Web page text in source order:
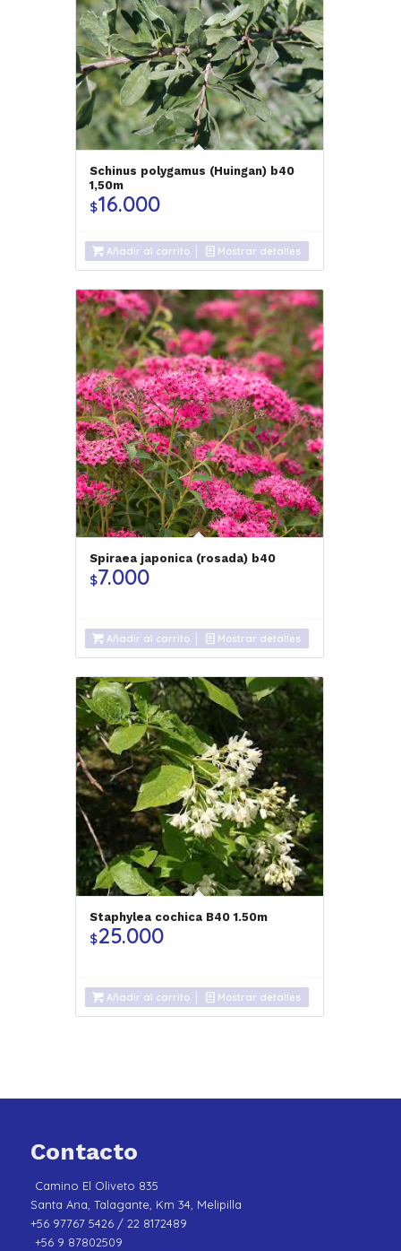
Schinus polygamus (Huingan) b40
1,50m
$16.000
Añadir al carrito Mostrar detalles
Spiraea japonica (rosada) b40
$7.000
Añadir al carrito Mostrar detalles
Staphylea cochica B40 1.50m
$25.000
Añadir al carrito Mostrar detalles
Contacto
Camino El Oliveto 835
Santa Ana, Talagante, Km 34, Melipilla
+56 97767 5426 / 22 8172489
+56 9 87802509